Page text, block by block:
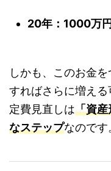
20年：1000万
しかも、このお金
すればさらに増え
定費見直しは「資産
なステップなのです